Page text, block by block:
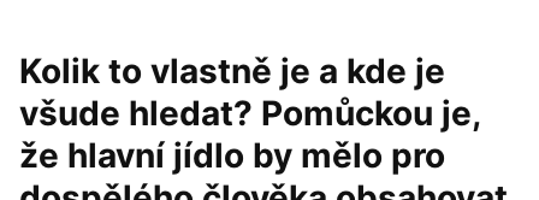
Kolik to vlastně je a kde je
všude hledat? Pomůckou je,
že hlavní jídlo by mělo pro